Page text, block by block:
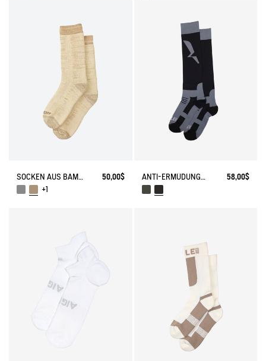
SOCKEN AUS BAMBUS MADE IN FRANCE
50,00$
+1
ANTI-ERMÜDUNGSSTRUMPF 58,00$